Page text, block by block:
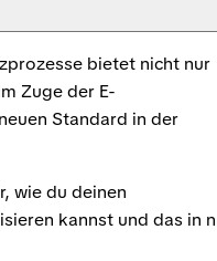
bietet nicht nur
Zuge der E-
Standard in der
wie du deinen
kannst und das in